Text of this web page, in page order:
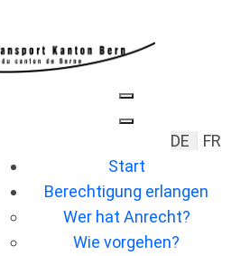
Sprache
DE
FR
Start
Berechtigung erlangen
Wer hat Anrecht?
Wie vorgehen?